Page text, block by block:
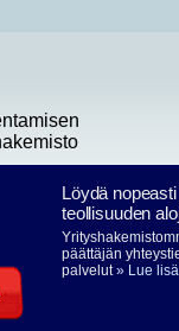
Löydä
teollisuuden
päättäjän
palvelut» Lue